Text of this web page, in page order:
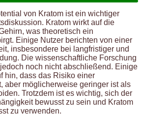
von Kratom ist ein wichtiger
Kratom wirkt auf die
was theoretisch ein
Einige Nutzer berichten von einer
insbesondere bei langfristiger und
Die wissenschaftliche Forschung
noch nicht abschließend. Einige
hin, dass das Risiko einer
aber möglicherweise geringer ist als
Trotzdem ist es wichtig, sich der
bewusst zu sein und Kratom
zu verwenden.